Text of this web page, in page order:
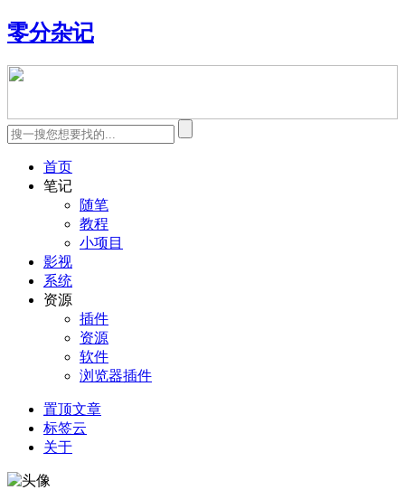
零分杂记
首页
笔记
随笔
教程
小项目
影视
系统
资源
插件
资源
软件
浏览器插件
置顶文章
标签云
关于